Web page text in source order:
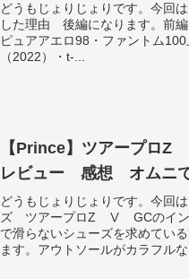
どうもじょりじょりです。今回
した理由 後編になります。前
ピュアアエロ98・ファントム
（2022）・t-...
【Prince】ツアープ
レビュー 感想 オムニ
どうもじょりじょりです。今回
ズ ツアープロZ Ⅴ GCのイン
で滑らないシューズを求めてい
ます。アウトソールがカラフル